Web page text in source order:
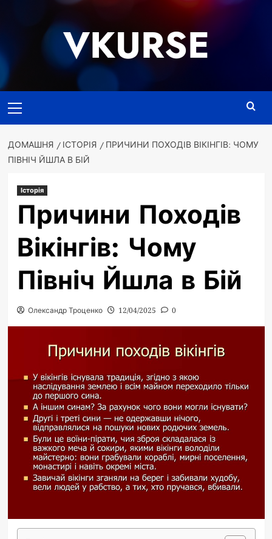
VKURSE
меню
ДОМАШНЯ ІСТОРІЯ
ПРИЧИНИ ПОХОДІВ ВІКІНГІВ: ЧОМУ
ПІВНІЧ ЙШЛА В БІЙ
Історія
Причини Походів
Вікінгів: Чому
Північ Йшла в Бій
Олександр Троценко 12/04/2025 0